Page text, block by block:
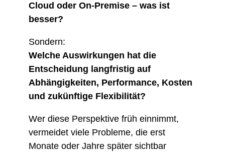
Cloud oder On-Premise – was ist
besser?
Sondern:
Welche Auswirkungen hat die
Entscheidung langfristig auf
Abhängigkeiten, Performance, Kosten
und zukünftige Flexibilität?
Wer diese Perspektive früh einnimmt,
vermeidet viele Probleme, die erst
Monate oder Jahre später sichtbar